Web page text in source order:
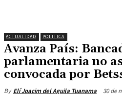
ACTUALIDAD POLITICA
Avanza País:
parlamentaria no
convocada por
By Elí Joacim del Aguila Tuanama 30 de